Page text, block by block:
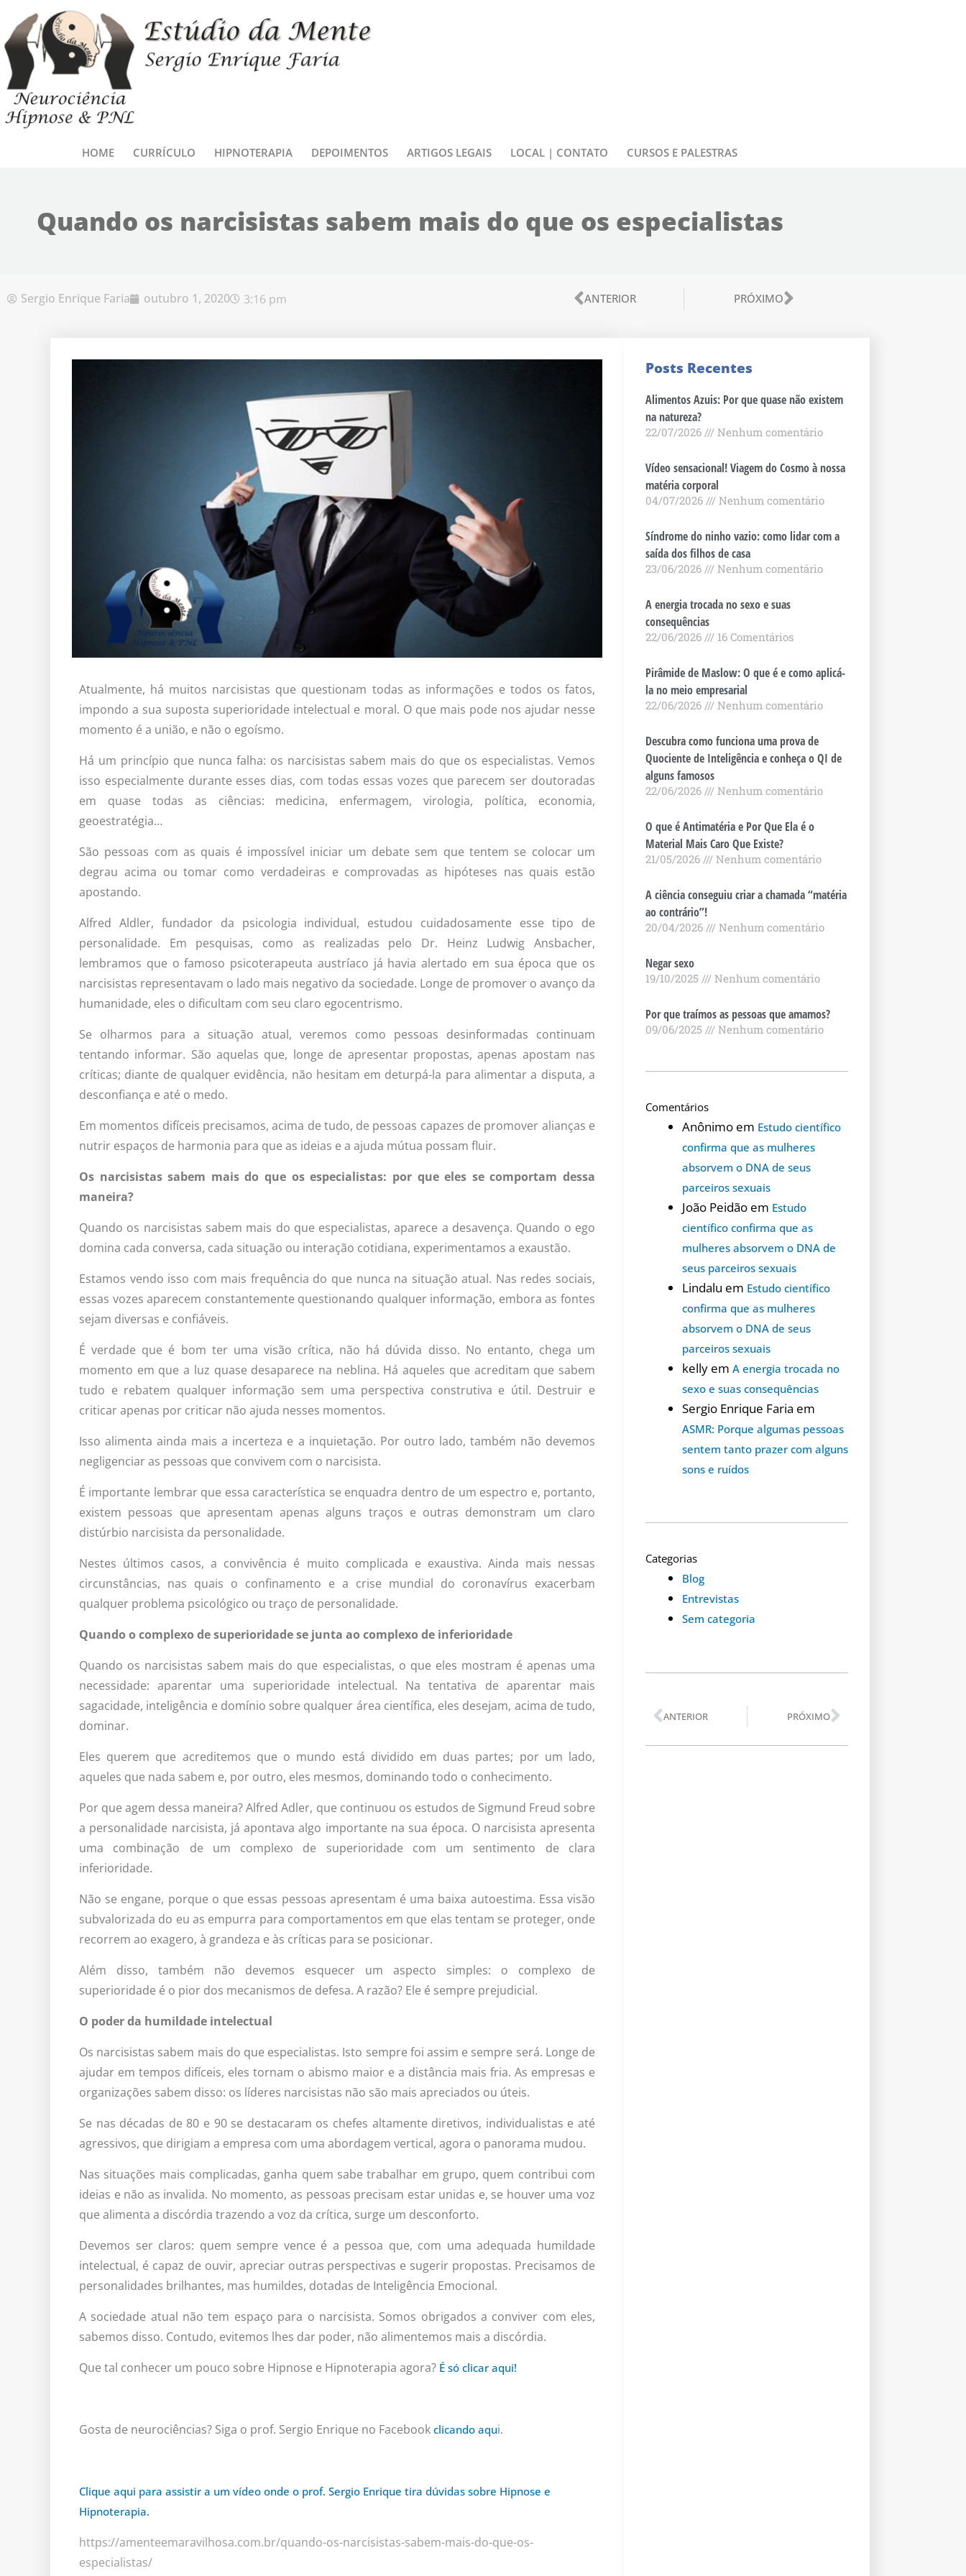
HOME CURRÍCULO HIPNOTERAPIA DEPOIMENTOS ARTIGOS LEGAIS LOCAL | CONTATO CURSOS E PALESTRAS
Quando os narcisistas sabem mais do que os especialistas
Sergio Enrique Faria outubro 1, 2020 3:16 pm Anterior
ANTERIOR PRÓXIMOPróximo
Atualmente, há muitos narcisistas que questionam todas as informações e todos os fatos,
impondo a sua suposta superioridade intelectual e moral. O que mais pode nos ajudar nesse
momento é a união, e não o egoísmo.
Há um princípio que nunca falha: os narcisistas sabem mais do que os especialistas. Vemos
isso especialmente durante esses dias, com todas essas vozes que parecem ser doutoradas
em quase todas as ciências: medicina, enfermagem, virologia, política, economia,
geoestratégia…
São pessoas com as quais é impossível iniciar um debate sem que tentem se colocar um
degrau acima ou tomar como verdadeiras e comprovadas as hipóteses nas quais estão
apostando.
Alfred Aldler, fundador da psicologia individual, estudou cuidadosamente esse tipo de
personalidade. Em pesquisas, como as realizadas pelo Dr. Heinz Ludwig Ansbacher,
lembramos que o famoso psicoterapeuta austríaco já havia alertado em sua época que os
narcisistas representavam o lado mais negativo da sociedade. Longe de promover o avanço da
humanidade, eles o dificultam com seu claro egocentrismo.
Se olharmos para a situação atual, veremos como pessoas desinformadas continuam
tentando informar. São aquelas que, longe de apresentar propostas, apenas apostam nas
críticas; diante de qualquer evidência, não hesitam em deturpá-la para alimentar a disputa, a
desconfiança e até o medo.
Em momentos difíceis precisamos, acima de tudo, de pessoas capazes de promover alianças e
nutrir espaços de harmonia para que as ideias e a ajuda mútua possam fluir.
Os narcisistas sabem mais do que os especialistas: por que eles se comportam dessa
maneira?
Quando os narcisistas sabem mais do que especialistas, aparece a desavença. Quando o ego
domina cada conversa, cada situação ou interação cotidiana, experimentamos a exaustão.
Estamos vendo isso com mais frequência do que nunca na situação atual. Nas redes sociais,
essas vozes aparecem constantemente questionando qualquer informação, embora as fontes
sejam diversas e confiáveis.
É verdade que é bom ter uma visão crítica, não há dúvida disso. No entanto, chega um
momento em que a luz quase desaparece na neblina. Há aqueles que acreditam que sabem
tudo e rebatem qualquer informação sem uma perspectiva construtiva e útil. Destruir e
criticar apenas por criticar não ajuda nesses momentos.
Isso alimenta ainda mais a incerteza e a inquietação. Por outro lado, também não devemos
negligenciar as pessoas que convivem com o narcisista.
É importante lembrar que essa característica se enquadra dentro de um espectro e, portanto,
existem pessoas que apresentam apenas alguns traços e outras demonstram um claro
distúrbio narcisista da personalidade.
Nestes últimos casos, a convivência é muito complicada e exaustiva. Ainda mais nessas
circunstâncias, nas quais o confinamento e a crise mundial do coronavírus exacerbam
qualquer problema psicológico ou traço de personalidade.
Quando o complexo de superioridade se junta ao complexo de inferioridade
Quando os narcisistas sabem mais do que especialistas, o que eles mostram é apenas uma
necessidade: aparentar uma superioridade intelectual. Na tentativa de aparentar mais
sagacidade, inteligência e domínio sobre qualquer área científica, eles desejam, acima de tudo,
dominar.
Eles querem que acreditemos que o mundo está dividido em duas partes; por um lado,
aqueles que nada sabem e, por outro, eles mesmos, dominando todo o conhecimento.
Por que agem dessa maneira? Alfred Adler, que continuou os estudos de Sigmund Freud sobre
a personalidade narcisista, já apontava algo importante na sua época. O narcisista apresenta
uma combinação de um complexo de superioridade com um sentimento de clara
inferioridade.
Não se engane, porque o que essas pessoas apresentam é uma baixa autoestima. Essa visão
subvalorizada do eu as empurra para comportamentos em que elas tentam se proteger, onde
recorrem ao exagero, à grandeza e às críticas para se posicionar.
Além disso, também não devemos esquecer um aspecto simples: o complexo de
superioridade é o pior dos mecanismos de defesa. A razão? Ele é sempre prejudicial.
O poder da humildade intelectual
Os narcisistas sabem mais do que especialistas. Isto sempre foi assim e sempre será. Longe de
ajudar em tempos difíceis, eles tornam o abismo maior e a distância mais fria. As empresas e
organizações sabem disso: os líderes narcisistas não são mais apreciados ou úteis.
Se nas décadas de 80 e 90 se destacaram os chefes altamente diretivos, individualistas e até
agressivos, que dirigiam a empresa com uma abordagem vertical, agora o panorama mudou.
Nas situações mais complicadas, ganha quem sabe trabalhar em grupo, quem contribui com
ideias e não as invalida. No momento, as pessoas precisam estar unidas e, se houver uma voz
que alimenta a discórdia trazendo a voz da crítica, surge um desconforto.
Devemos ser claros: quem sempre vence é a pessoa que, com uma adequada humildade
intelectual, é capaz de ouvir, apreciar outras perspectivas e sugerir propostas. Precisamos de
personalidades brilhantes, mas humildes, dotadas de Inteligência Emocional.
A sociedade atual não tem espaço para o narcisista. Somos obrigados a conviver com eles,
sabemos disso. Contudo, evitemos lhes dar poder, não alimentemos mais a discórdia.
Que tal conhecer um pouco sobre Hipnose e Hipnoterapia agora? É só clicar aqui!
Gosta de neurociências? Siga o prof. Sergio Enrique no Facebook clicando aqui.
Clique aqui para assistir a um vídeo onde o prof. Sergio Enrique tira dúvidas sobre Hipnose e
Hipnoterapia.
https://amenteemaravilhosa.com.br/quando-os-narcisistas-sabem-mais-do-que-os-
especialistas/
Posts Recentes
Alimentos Azuis: Por que quase não existem
na natureza?
22/07/2026 Nenhum comentário
Vídeo sensacional! Viagem do Cosmo à nossa
matéria corporal
04/07/2026 Nenhum comentário
Síndrome do ninho vazio: como lidar com a
saída dos filhos de casa
23/06/2026 Nenhum comentário
A energia trocada no sexo e suas
consequências
22/06/2026 16 Comentários
Pirâmide de Maslow: O que é e como aplicá-
la no meio empresarial
22/06/2026 Nenhum comentário
Descubra como funciona uma prova de
Quociente de Inteligência e conheça o QI de
alguns famosos
22/06/2026 Nenhum comentário
O que é Antimatéria e Por Que Ela é o
Material Mais Caro Que Existe?
21/05/2026 Nenhum comentário
A ciência conseguiu criar a chamada “matéria
ao contrário”!
20/04/2026 Nenhum comentário
Negar sexo
19/10/2025 Nenhum comentário
Por que traímos as pessoas que amamos?
09/06/2025 Nenhum comentário
Comentários
Anônimo em Estudo científico
confirma que as mulheres
absorvem o DNA de seus
parceiros sexuais
João Peidão em Estudo
científico confirma que as
mulheres absorvem o DNA de
seus parceiros sexuais
Lindalu em Estudo científico
confirma que as mulheres
absorvem o DNA de seus
parceiros sexuais
kelly em A energia trocada no
sexo e suas consequências
Sergio Enrique Faria em
ASMR: Porque algumas pessoas
sentem tanto prazer com alguns
sons e ruídos
Categorias
Blog
Entrevistas
Sem categoria
Anterior
ANTERIOR PRÓXIMOPróximo